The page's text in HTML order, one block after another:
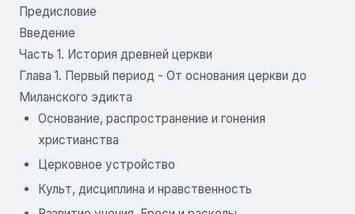
Предисловие
Введение
Часть 1. История древней церкви
Глава 1. Первый период - От основания церкви до
Миланского эдикта
Основание, распространение и гонения
христианства
Церковное устройство
Культ, дисциплина и нравственность